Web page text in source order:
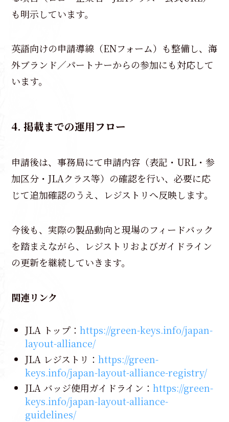
も明示しています。
英語向けの申請導線（ENフォーム）も整備し、海
外ブランド／パートナーからの参加にも対応して
います。
4. 掲載までの運用フロー
申請後は、事務局にて申請内容（表記・URL・参
加区分・JLAクラス等）の確認を行い、必要に応
じて追加確認のうえ、レジストリへ反映します。
今後も、実際の製品動向と現場のフィードバック
を踏まえながら、レジストリおよびガイドライン
の更新を継続していきます。
関連リンク
JLA トップ：https://green-keys.info/japan-
layout-alliance/
JLA レジストリ：https://green-
keys.info/japan-layout-alliance-registry/
JLA バッジ使用ガイドライン：https://green-
keys.info/japan-layout-alliance-
guidelines/